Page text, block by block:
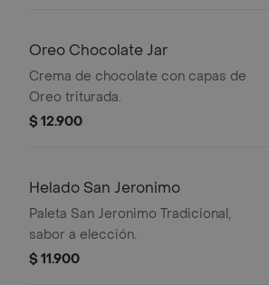
Oreo Chocolate Jar
Crema de chocolate con capas de
Oreo triturada.
$ 12.900
Helado San Jeronimo
Paleta San Jeronimo Tradicional,
sabor a elección.
$ 11.900